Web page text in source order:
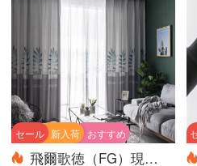
おすすめ
新入荷
セール
飛爾歌徳（FG）現代プリント遮光無色の葉っぱ緑植カーテンリビングルームの書斎バルコニーの床につくカーテンカーテンのオーダーメイド灰色のカーテン（窓のベールを含まない）の幅3メートル*高さ2.7メートル-フック式の一枚（高さは短くすることができます）